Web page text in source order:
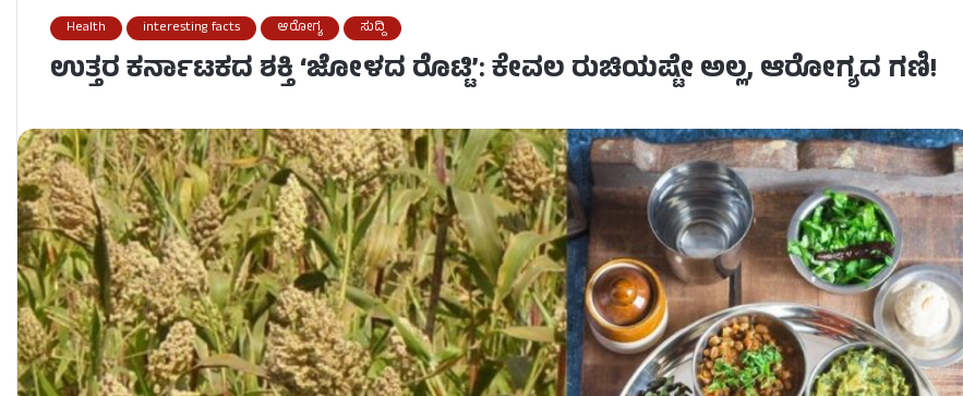
Health interesting facts ಆರೋಗ್ಯ ಸುದ್ದಿ
ಉತ್ತರ ಕರ್ನಾಟಕದ ಶಕ್ತಿ ‘ಜೋಳದ ರೊಟ್ಟಿ’: ಕೇವಲ ರುಚಿಯಷ್ಟೇ ಅಲ್ಲ, ಆರೋಗ್ಯದ ಗಣಿ!